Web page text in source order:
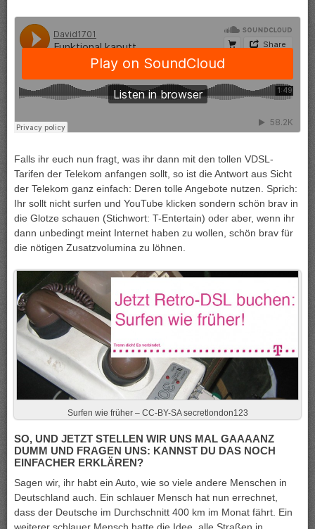
Falls ihr euch nun fragt, was ihr dann mit den tollen VDSL-
Tarifen der Telekom anfangen sollt, so ist die Antwort aus Sicht
der Telekom ganz einfach: Deren tolle Angebote nutzen. Sprich:
Ihr sollt nicht surfen und YouTube klicken sondern schön brav in
die Glotze schauen (Stichwort: T-Entertain) oder aber, wenn ihr
dann unbedingt meint Internet haben zu wollen, schön brav für
die nötigen Zusatzvolumina zu löhnen.
Surfen wie früher – CC-BY-SA secretlondon123
SO, UND JETZT STELLEN WIR UNS MAL GAAAANZ
DUMM UND FRAGEN UNS: KANNST DU DAS NOCH
EINFACHER ERKLÄREN?
Sagen wir, ihr habt ein Auto, wie so viele andere Menschen in
Deutschland auch. Ein schlauer Mensch hat nun errechnet,
dass der Deutsche im Durchschnitt 400 km im Monat fährt. Ein